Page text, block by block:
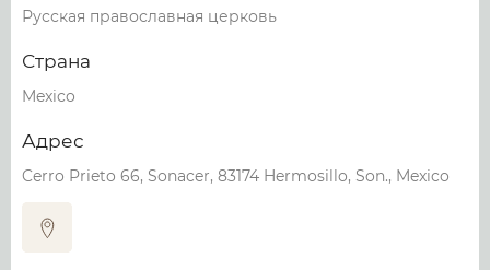
Русская православная церковь
Страна
Mexico
Адрес
Cerro Prieto 66, Sonacer, 83174 Hermosillo, Son., Mexico